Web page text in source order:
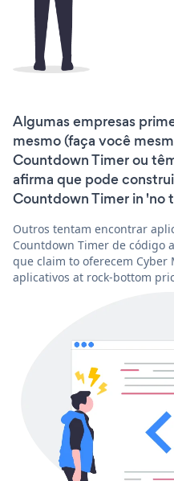
Algumas empresas
mesmo (faça você
Countdown Timer ou
afirma que pode
Countdown Timer in 'no
Outros tentam encontrar
Countdown Timer de código
que claim to oferecem Cyber
aplicativos at rock-bottom